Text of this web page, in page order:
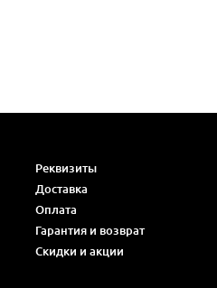
Реквизиты
Доставка
Оплата
Гарантия и возврат
Скидки и акции